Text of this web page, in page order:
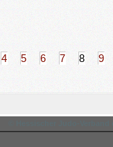
4 5 6 7 8 9